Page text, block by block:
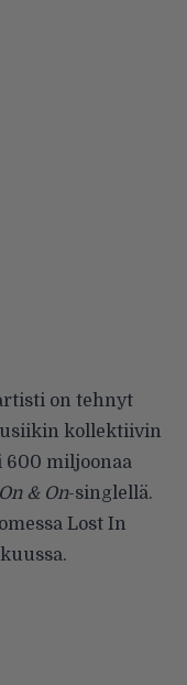
on tehnyt
kollektiivin
600 miljoonaa
On & On-singlellä.
Lost In